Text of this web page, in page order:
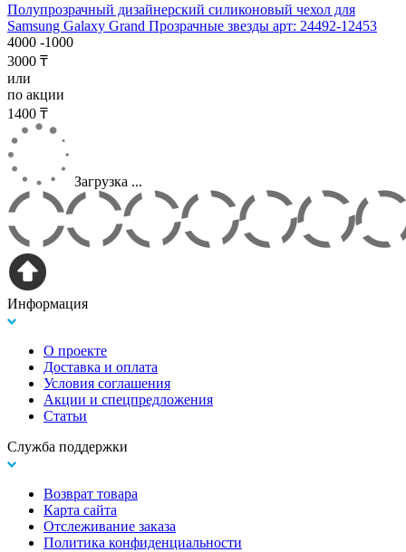
Полупрозрачный дизайнерский силиконовый чехол для
Samsung Galaxy Grand Прозрачные звезды арт: 24492-12453
4000 -1000
3000 ₸
или
по акции
1400 ₸
Загрузка ...
Информация
О проекте
Доставка и оплата
Условия соглашения
Акции и спецпредложения
Статьи
Служба поддержки
Возврат товара
Карта сайта
Отслеживание заказа
Политика конфиденциальности